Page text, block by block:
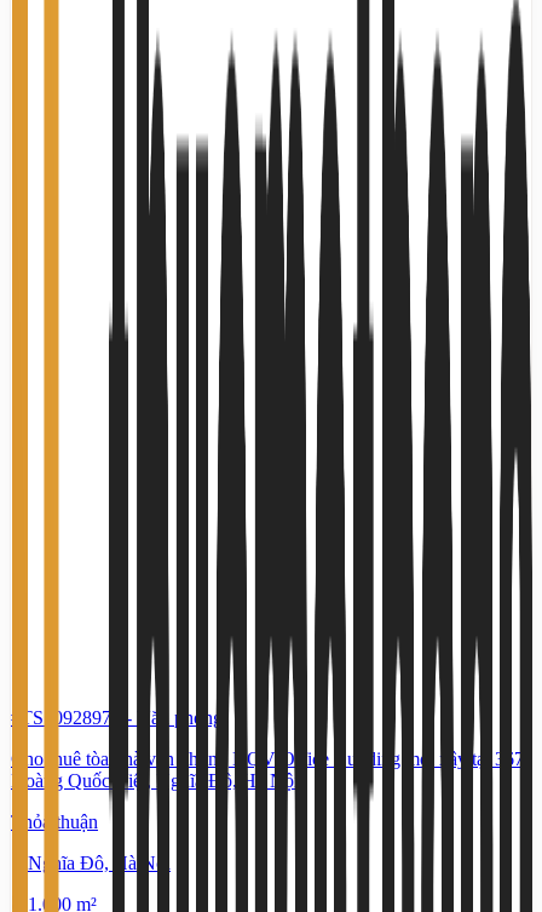
#TS10928979 -
Văn phòng
Cho thuê tòa nhà văn phòng HQV Office Building mới xây tại 367
Hoàng Quốc Việt, Nghĩa Đô, Hà Nội
Thỏa thuận
Nghĩa Đô, Hà Nội
1.000 m²